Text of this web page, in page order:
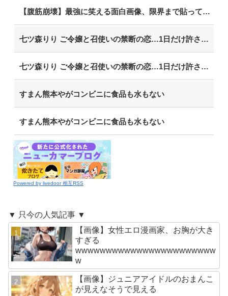
【腹筋崩壊】最強に笑える面白画像、限界まで貼っていけｗｗｗ
七ツ森りり ご令嬢と召使いの禁断の恋…1日だけ許された夫婦としての時間をひたすら愛し合う。
七ツ森りり ご令嬢と召使いの禁断の恋…1日だけ許された夫婦としての時間をひたすら愛し合う。
すまん熊本やがコンビニに食品も水もない
すまん熊本やがコンビニに食品も水もない
Powered by livedoor 相互RSS
▼ 只今の人気記事 ▼
【画像】女性エロ漫画家、お胸が大き
すぎる
wwwwwwwwwwwwwwwwwwwwwww
w
【画像】ジュニアアイドルのおまんこ
が見えなそうで見える